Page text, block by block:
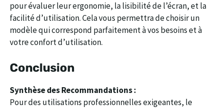
pour évaluer leur ergonomie, la lisibilité de l’écran, et la
facilité d’utilisation. Cela vous permettra de choisir un
modèle qui correspond parfaitement à vos besoins et à
votre confort d’utilisation.
Conclusion
Synthèse des Recommandations :
Pour des utilisations professionnelles exigeantes, le